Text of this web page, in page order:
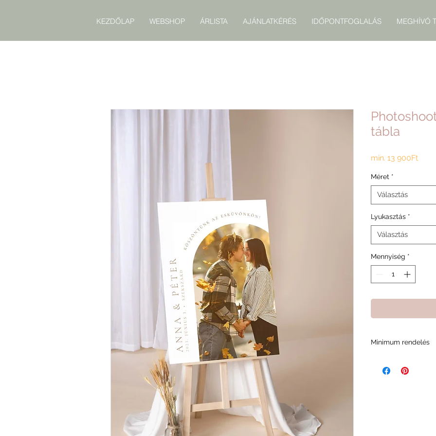
KEZDŐLAP WEBSHOP ÁRLISTA AJÁNLATKÉRÉS IDŐPONTFOGLALÁS MEGHÍVÓ
tábla
min. 13 900Ft
Méret *
Választás
Lyukasztás *
Választás
Mennyiség *
Minimum rendelés
minket abban,